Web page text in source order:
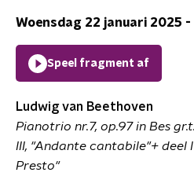
Woensdag 22 januari 2025 -
Speel fragment af
Ludwig van Beethoven
Pianotrio nr.7, op.97 in Bes
III, "Andante cantabile"+ deel
Presto"